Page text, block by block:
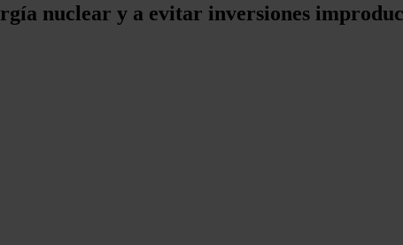
nuclear y a evitar inversiones